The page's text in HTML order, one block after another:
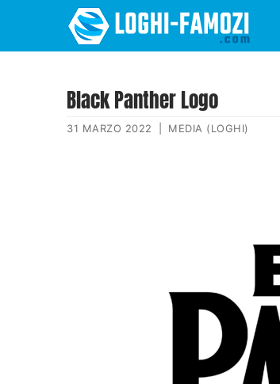
Black Panther Logo
31 MARZO 2022 MEDIA (LOGHI)